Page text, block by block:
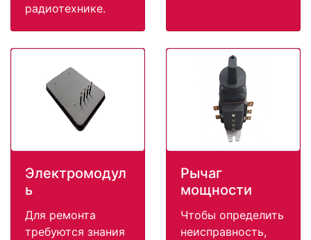
радиотехнике.
Электромодул
ь
Для ремонта
требуются знания
Рычаг
мощности
Чтобы определить
неисправность,